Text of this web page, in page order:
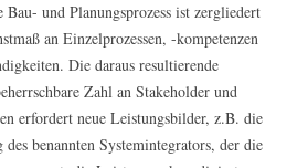
Bau- und Planungsprozess ist zergliedert
an Einzelprozessen, -kompetenzen
Die daraus resultierende
Zahl an Stakeholder und
erfordert neue Leistungsbilder, z.B. die
benannten Systemintegrators, der die